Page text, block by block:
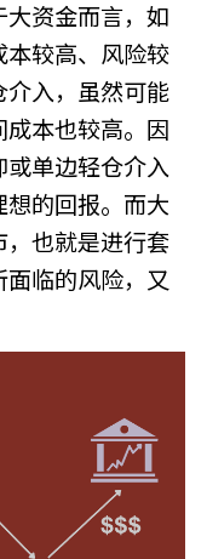
资金而言，如
本较高、风险较
介入，虽然可能
本也较高。因
或单边轻仓介入
的回报。而大
，也就是进行套
临的风险，又